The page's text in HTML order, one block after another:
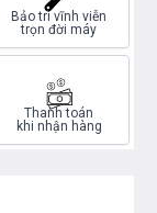
Bảo trì vĩnh viễn
trọn đời máy
Thanh toán
khi nhận hàng